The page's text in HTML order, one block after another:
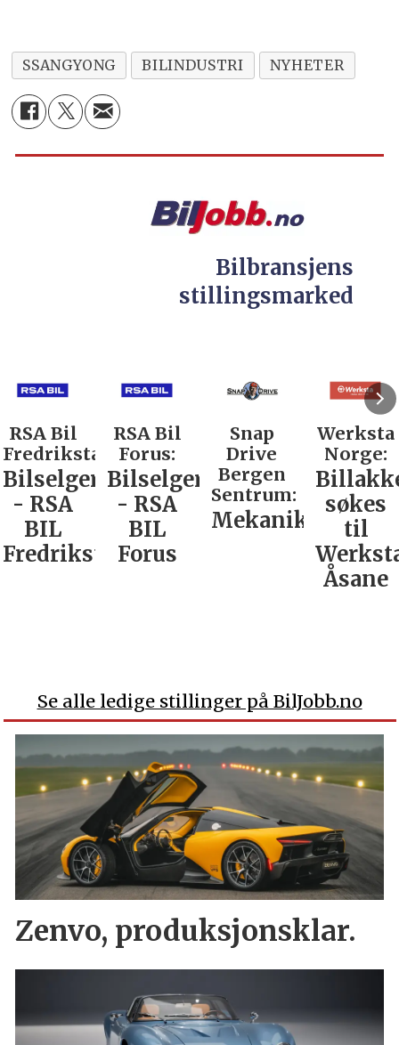
SSANGYONG BILINDUSTRI NYHETER
Bilbransjens
stillingsmarked
RSA Bil
Fredrikstad:
Bilselger
- RSA
BIL
Fredrikstad
RSA Bil
Forus:
Bilselger
- RSA
BIL
Forus
Snap
Drive
Bergen
Sentrum:
Mekaniker
Werksta
Norge:
søkes
til
Åsane
Se alle ledige stillinger på BilJobb.no
Zenvo, produksjonsklar.